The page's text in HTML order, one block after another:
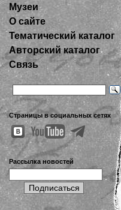
Музеи
О сайте
Тематический каталог
Авторский каталог
Связь
Страницы в социальных сетях
Рассылка новостей